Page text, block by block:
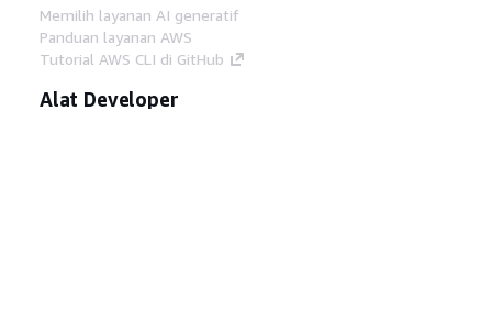
Memilih layanan AI generatif
Panduan layanan AWS
Tutorial AWS CLI di GitHub
Alat Developer